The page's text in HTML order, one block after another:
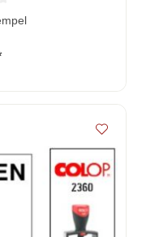
0 von 5 Sternen